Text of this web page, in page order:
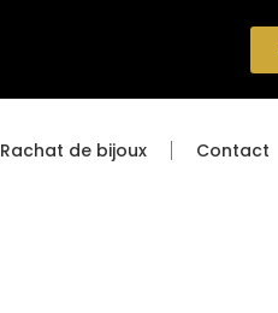
Rachat de bijoux Contact